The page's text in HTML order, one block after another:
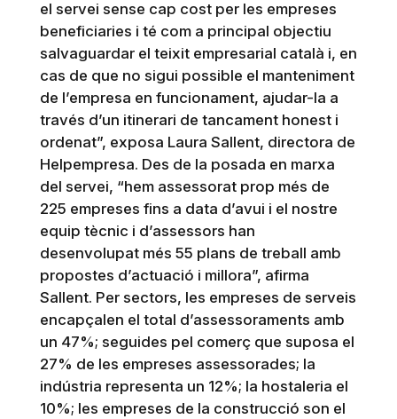
el servei sense cap cost per les empreses
beneficiaries i té com a principal objectiu
salvaguardar el teixit empresarial català i, en
cas de que no sigui possible el manteniment
de l’empresa en funcionament, ajudar-la a
través d’un itinerari de tancament honest i
ordenat”, exposa Laura Sallent, directora de
Helpempresa. Des de la posada en marxa
del servei, “hem assessorat prop més de
225 empreses fins a data d’avui i el nostre
equip tècnic i d’assessors han
desenvolupat més 55 plans de treball amb
propostes d’actuació i millora”, afirma
Sallent. Per sectors, les empreses de serveis
encapçalen el total d’assessoraments amb
un 47%; seguides pel comerç que suposa el
27% de les empreses assessorades; la
indústria representa un 12%; la hostaleria el
10%; les empreses de la construcció son el